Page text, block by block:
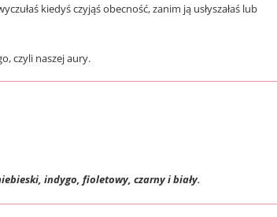
kiedyś czyjąś obecność, zanim ją usłyszałaś lub
czyli naszej aury.
indygo, fioletowy, czarny i biały.